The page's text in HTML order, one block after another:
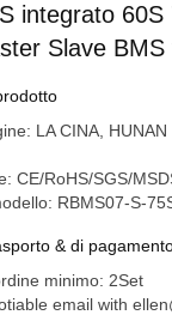
integrato 60S
Slave BMS
LA CINA, HUNAN
CE/RoHS/SGS/
RBMS07-S-
& di
minimo: 2Set
email with